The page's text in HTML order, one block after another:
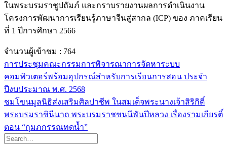
ในพระบรมราชูปถัมภ์ และกราบรายงานผลการดำเนินงาน
โครงการพัฒนาการเรียนรู้ภาษาจีนสู่สากล (ICP) ของ ภาคเรียน
ที่ 1 ปีการศึกษา 2566
จำนวนผู้เข้าชม : 764
การประชุมคณะกรรมการพิจารณาการจัดหาระบบ
คอมพิวเตอร์พร้อมอุปกรณ์สำหรับการเรียนการสอน ประจำ
ปีงบประมาณ พ.ศ. 2568
ชมโขนมูลนิธิส่งเสริมศิลปาชีพ ในสมเด็จพระนางเจ้าสิริกิติ์
พระบรมราชินีนาถ พระบรมราชชนนีพันปีหลวง เรื่องรามเกียรติ์
ตอน “กุมภกรรณทดน้ำ”